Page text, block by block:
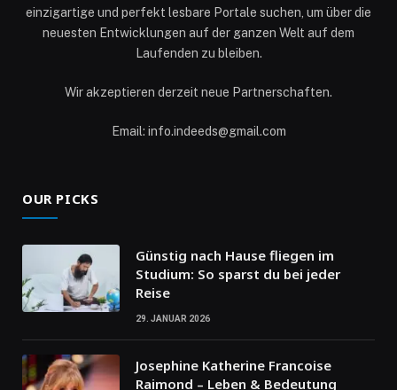
einzigartige und perfekt lesbare Portale suchen, um über die
neuesten Entwicklungen auf der ganzen Welt auf dem
Laufenden zu bleiben.
Wir akzeptieren derzeit neue Partnerschaften.
Email: info.indeeds@gmail.com
OUR PICKS
Günstig nach Hause fliegen im
Studium: So sparst du bei jeder
Reise
29. JANUAR 2026
Josephine Katherine Francoise
Raimond – Leben & Bedeutung